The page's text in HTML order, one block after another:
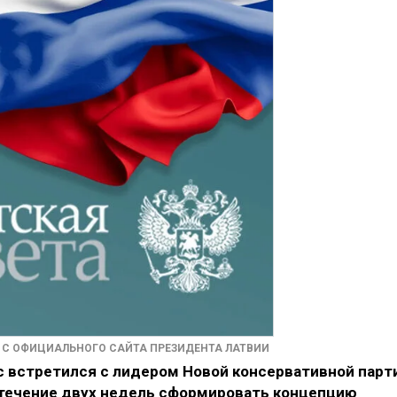
ОФИЦИАЛЬНОГО САЙТА ПРЕЗИДЕНТА ЛАТВИИ
с лидером Новой консервативной
двух недель сформировать концепцию